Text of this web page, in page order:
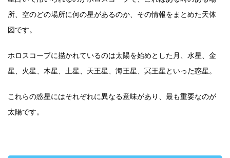
所、空のどの場所に何の星があるのか、その情報をまとめた天体
図です。
ホロスコープに描かれているのは太陽を始めとした月、水星、金
星、火星、木星、土星、天王星、海王星、冥王星といった惑星。
これらの惑星にはそれぞれに異なる意味があり、最も重要なのが
太陽です。